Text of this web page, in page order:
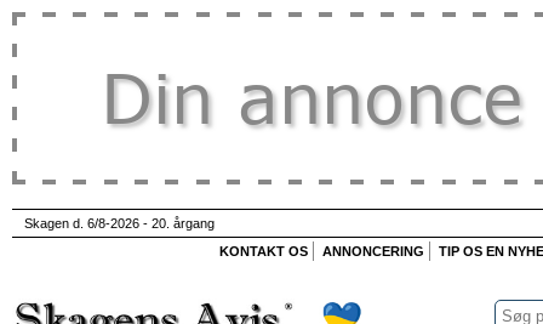
Skagen d. 6/8-2026 - 20. årgang
KONTAKT OS
ANNONCERING TIP OS EN